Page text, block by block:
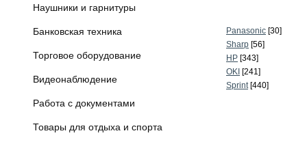
Наушники и гарнитуры
Банковская техника
Торговое оборудование
Видеонаблюдение
Работа с документами
Товары для отдыха и спорта
Panasonic [30]
Sharp [56]
HP [343]
OKI [241]
Sprint[440]